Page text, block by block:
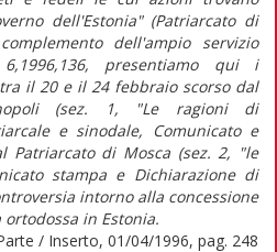
dell'Estonia" (Patriarcato di
dell'ampio servizio
presentiamo qui i
il 20 e il 24 febbraio scorso dal
(sez. 1, "Le ragioni di
e sinodale, Comunicato e
Patriarcato di Mosca (sez. 2, "le
stampa e Dichiarazione di
intorno alla concessione
ortodossa in Estonia.
/ Inserto, 01/04/1996, pag. 248